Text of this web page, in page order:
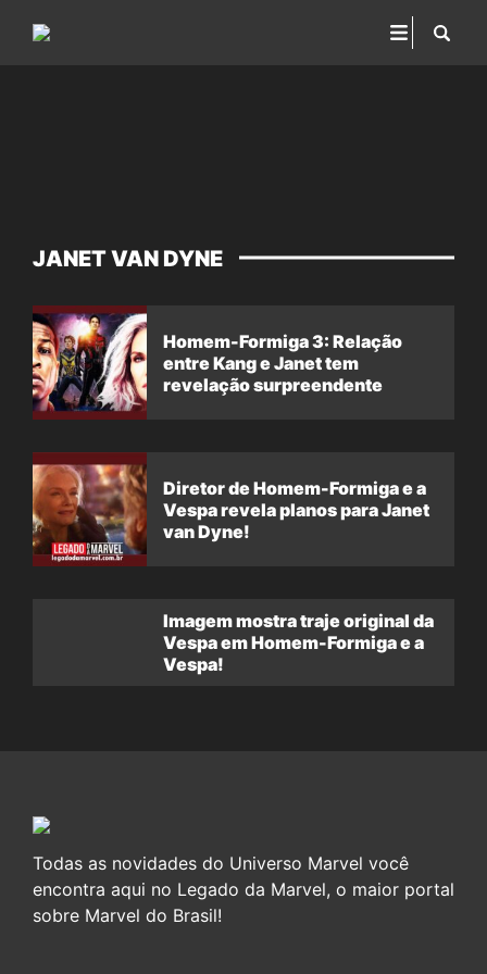
JANET VAN DYNE
Homem-Formiga 3: Relação
entre Kang e Janet tem
revelação surpreendente
Diretor de Homem-Formiga e a
Vespa revela planos para Janet
van Dyne!
Imagem mostra traje original da
Vespa em Homem-Formiga e a
Vespa!
Todas as novidades do Universo Marvel você
encontra aqui no Legado da Marvel, o maior portal
sobre Marvel do Brasil!